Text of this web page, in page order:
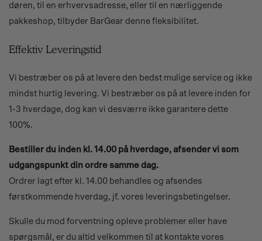
døren, til en erhvervsadresse, eller til en nærliggende
pakkeshop, tilbyder BarGear denne fleksibilitet.
Effektiv Leveringstid
Vi bestræber os på at levere den bedst mulige service og ikke
mindst hurtig levering. Vi bestræber os på at levere inden for
1-3 hverdage, dog kan vi desværre ikke garantere dette
100%.
Bestiller du inden kl. 14.00 på hverdage, afsender vi som
udgangspunkt din ordre samme dag.
Ordrer lagt efter kl. 14.00 behandles og afsendes
førstkommende hverdag, jf. vores leveringsbetingelser.
Skulle du mod forventning opleve problemer eller have
spørgsmål, er du altid velkommen til at kontakte vores